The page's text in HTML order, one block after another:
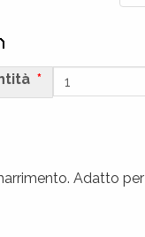
Adatto